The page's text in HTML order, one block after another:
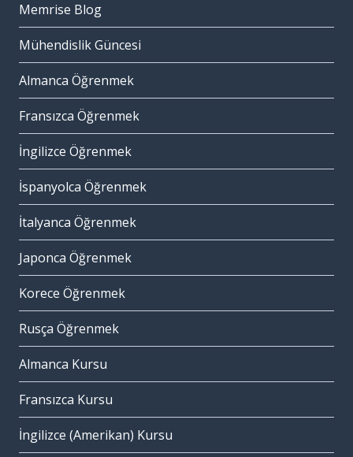
Memrise Blog
Mühendislik Güncesi
Almanca Öğrenmek
Fransızca Öğrenmek
İngilizce Öğrenmek
İspanyolca Öğrenmek
İtalyanca Öğrenmek
Japonca Öğrenmek
Korece Öğrenmek
Rusça Öğrenmek
Almanca Kursu
Fransızca Kursu
İngilizce (Amerikan) Kursu